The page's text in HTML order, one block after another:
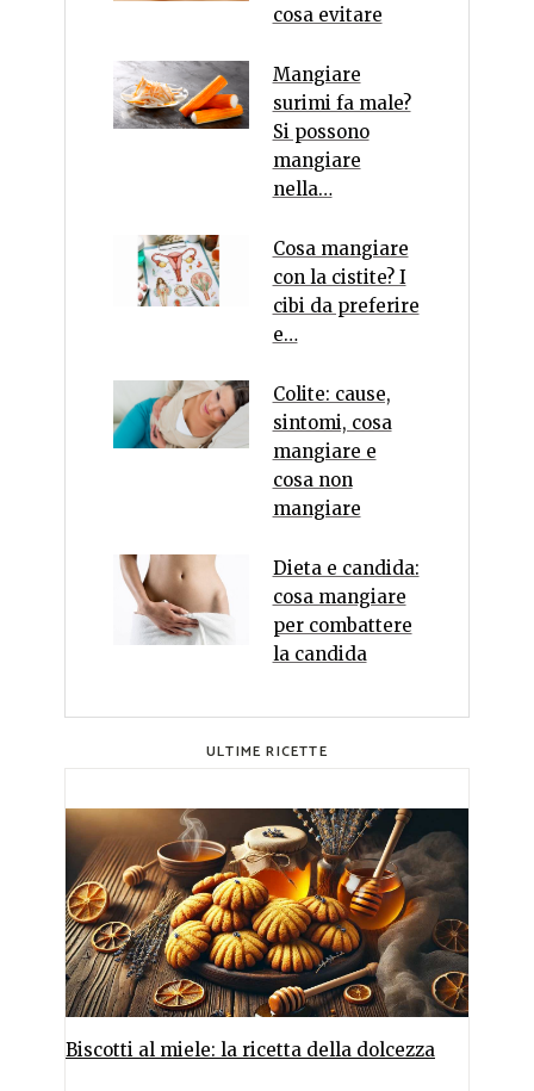
cosa evitare
Mangiare
surimi fa male?
Si possono
mangiare
nella…
Cosa mangiare
con la cistite? I
cibi da preferire
e…
Colite: cause,
sintomi, cosa
mangiare e
cosa non
mangiare
Dieta e candida:
cosa mangiare
per combattere
la candida
ULTIME RICETTE
Biscotti al miele: la ricetta della dolcezza